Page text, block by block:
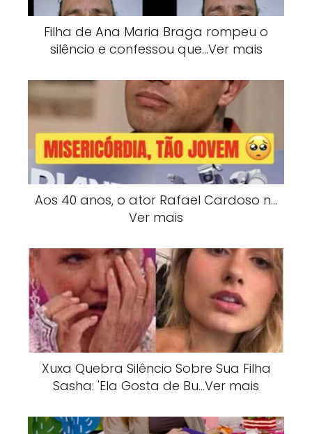
Filha de Ana Maria Braga rompeu o
silêncio e confessou que…Ver mais
Aos 40 anos, o ator Rafael Cardoso n…
Ver mais
Xuxa Quebra Silêncio Sobre Sua Filha
Sasha: 'Ela Gosta de Bu…Ver mais